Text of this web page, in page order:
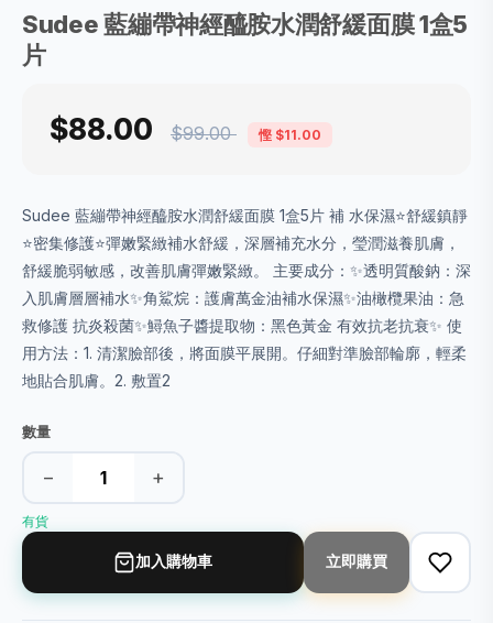
Sudee 藍繃帶神經醯胺水潤舒緩面膜 1盒5
片
$88.00 $99.00 慳 $11.00
Sudee 藍繃帶神經醯胺水潤舒緩面膜 1盒5片 補 水保濕⭐️舒緩鎮靜
⭐️密集修護⭐️彈嫩緊緻補水舒緩，深層補充水分，瑩潤滋養肌膚，
舒緩脆弱敏感，改善肌膚彈嫩緊緻。 主要成分：✨透明質酸鈉：深
入肌膚層層補水✨角鯊烷：護膚萬金油補水保濕✨油橄欖果油：急
救修護 抗炎殺菌✨鱘魚子醬提取物：黑色黃金 有效抗老抗衰✨ 使
用方法：1. 清潔臉部後，將面膜平展開。仔細對準臉部輪廓，輕柔
地貼合肌膚。2. 敷置2
數量
− +
有貨
加入購物車 立即購買